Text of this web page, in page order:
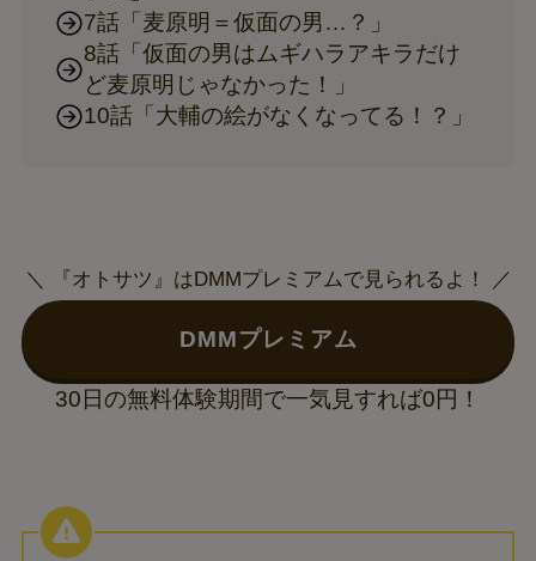
7話「麦原明＝仮面の男…？」
8話「仮面の男はムギハラアキラだけ
ど麦原明じゃなかった！」
10話「大輔の絵がなくなってる！？」
＼ 『オトサツ』はDMMプレミアムで見られるよ！ ／
DMMプレミアム
30日の無料体験期間で一気見すれば0円！